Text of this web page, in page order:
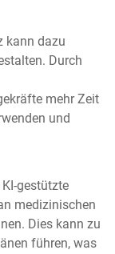
kann dazu
Durch
mehr Zeit
und
KI-gestützte
medizinischen
Dies kann zu
führen, was